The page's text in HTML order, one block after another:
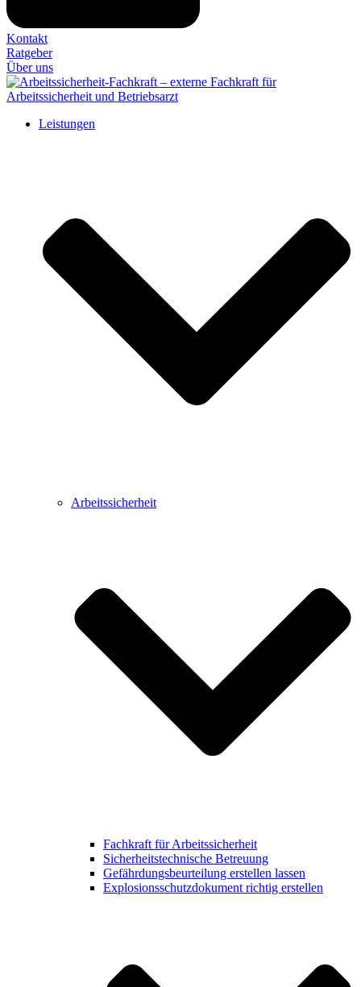
Kontakt
Ratgeber
Über uns
Leistungen
Arbeitssicherheit
Fachkraft für Arbeitssicherheit
Sicherheitstechnische Betreuung
Gefährdungsbeurteilung erstellen lassen
Explosionsschutzdokument richtig erstellen